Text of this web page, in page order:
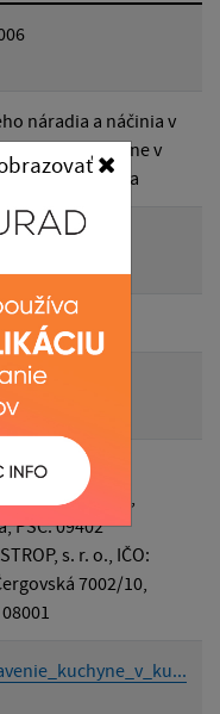
náradia a náčinia v
kuchyne v
Malá Domaša
Domaša, IČO:
Domaša 106,
PSČ: 09402
s. r. o., IČO:
7002/10,